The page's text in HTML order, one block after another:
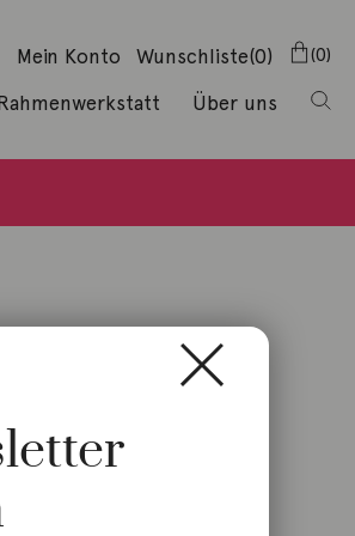
Mein Konto (0)
Wunschliste 0
Über uns